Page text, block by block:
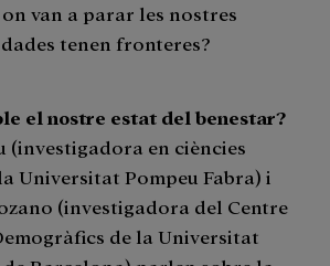
van a parar les nostres
dades tenen fronteres?
el nostre estat del benestar?
(investigadora en ciències
Universitat Pompeu Fabra) i
(investigadora del Centre
de la Universitat